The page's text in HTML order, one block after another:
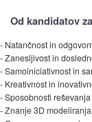
Od kandidatov
- Natančnost in
- Zanesljivost in
- Samoiniciativnost in
- Kreativnost in
- Sposobnosti
- Znanje 3D